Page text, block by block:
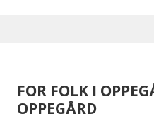
FOR FOLK I
OPPEGÅRD